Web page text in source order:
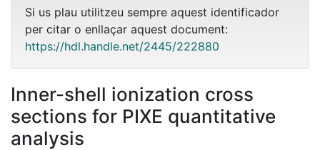
Si us plau utilitzeu sempre aquest identificador
per citar o enllaçar aquest document:
https://hdl.handle.net/2445/222880
Inner-shell ionization cross
sections for PIXE quantitative
analysis